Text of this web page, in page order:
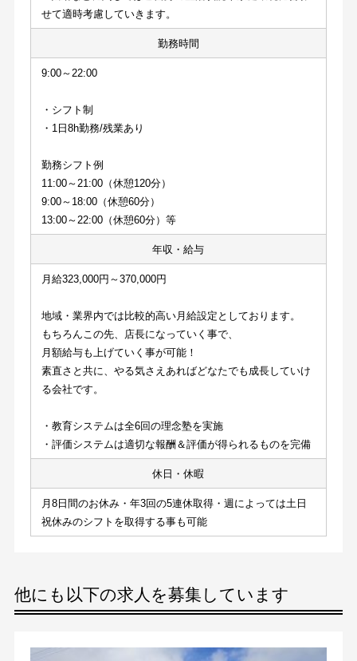
せて適時考慮していきます。
勤務時間
9:00～22:00
・シフト制
・1日8h勤務/残業あり
勤務シフト例
11:00～21:00（休憩120分）
9:00～18:00（休憩60分）
13:00～22:00（休憩60分）等
年収・給与
月給323,000円～370,000円
地域・業界内では比較的高い月給設定としております。
もちろんこの先、店長になっていく事で、
月額給与も上げていく事が可能！
素直さと共に、やる気さえあればどなたでも成長していけ
る会社です。
・教育システムは全6回の理念塾を実施
・評価システムは適切な報酬＆評価が得られるものを完備
休日・休暇
月8日間のお休み・年3回の5連休取得・週によっては土日
祝休みのシフトを取得する事も可能
他にも以下の求人を募集しています